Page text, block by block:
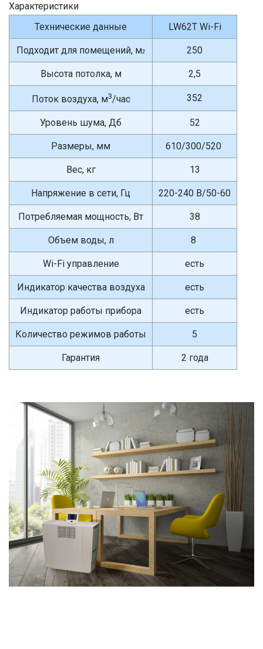
Характеристики
Технические данные
LW62T Wi-Fi
Подходит для помещений, м2 250
Высота потолка, м 2,5
Поток воздуха, м3/час 352
Уровень шума, Дб 52
Размеры, мм 610/300/520
Вес, кг 13
Напряжение в сети, Гц 220-240 В/50-60
Потребляемая мощность, Вт 38
Объем воды, л 8
Wi-Fi управление есть
Индикатор качества воздуха есть
Индикатор работы прибора есть
Количество режимов работы 5
Гарантия 2 года